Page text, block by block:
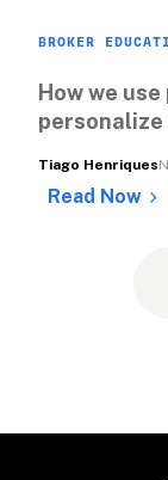
BROKER
How we
Tiago Henriques
Read Now